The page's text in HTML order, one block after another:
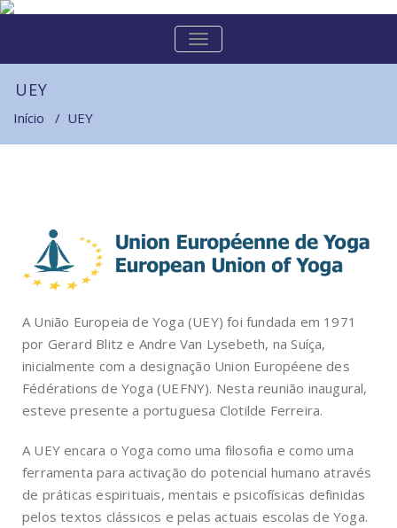
ALTERNAR
A
UEY
Início / UEY
A União Europeia de Yoga (UEY) foi fundada em 1971
por Gerard Blitz e Andre Van Lysebeth, na Suíça,
inicialmente com a designação Union Européene des
Fédérations de Yoga (UEFNY). Nesta reunião inaugural,
esteve presente a portuguesa Clotilde Ferreira.
A UEY encara o Yoga como uma filosofia e como uma
ferramenta para activação do potencial humano através
de práticas espirituais, mentais e psicofísicas definidas
pelos textos clássicos e pelas actuais escolas de Yoga.